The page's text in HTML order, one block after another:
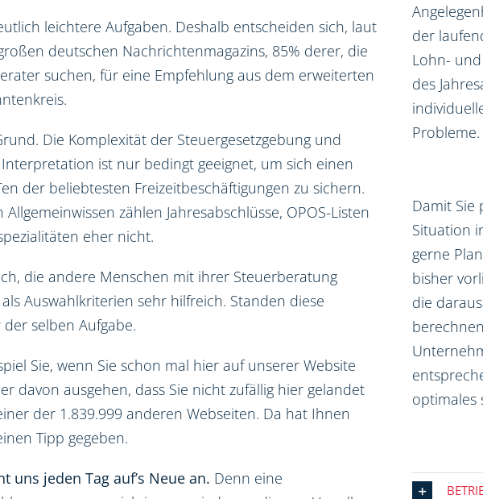
leichtere Aufgaben. Deshalb entscheiden sich, laut
deutschen Nachrichtenmagazins, 85% derer, die
suchen, für eine Empfehlung aus dem erweiterten
Die Komplexität der Steuergesetzgebung und
ist nur bedingt geeignet, um sich einen
der beliebtesten Freizeitbeschäftigungen zu sichern.
zählen Jahresabschlüsse, OPOS-Listen
eher nicht.
die andere Menschen mit ihrer Steuerberatung
Auswahlkriterien sehr hilfreich. Standen diese
selben Aufgabe.
Sie, wenn Sie schon mal hier auf unserer Website
davon ausgehen, dass Sie nicht zufällig hier gelandet
der 1.839.999 anderen Webseiten. Da hat Ihnen
Tipp gegeben.
uns jeden Tag auf’s Neue an. Denn eine
der
Lohn-
des
Probleme.
Damit Sie
Situation
gerne
bisher
die
optimales